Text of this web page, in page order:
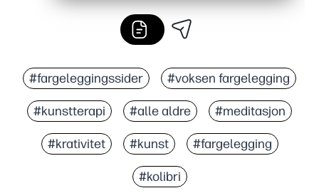
#fargeleggingssider #voksen fargelegging
#kunstterapi #alle aldre #meditasjon
#krativitet #kunst #fargelegging
#kolibri